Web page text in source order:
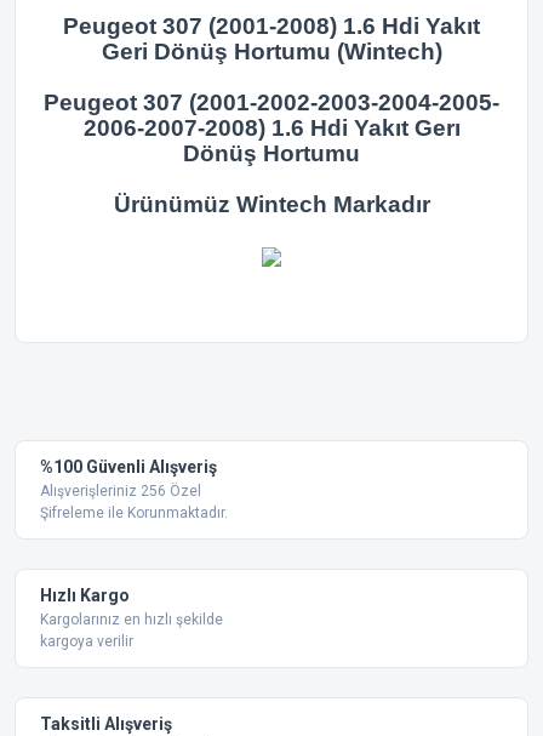
Peugeot 307 (2001-2008) 1.6 Hdi Yakıt
Geri Dönüş Hortumu (Wintech)
Peugeot 307 (2001-2002-2003-2004-2005-
2006-2007-2008) 1.6 Hdi Yakıt Gerı
Dönüş Hortumu
Ürünümüz Wintech Markadır
Ürün resmi kalitesiz, bozuk veya görüntülenemiyor.
Ürün açıklamasında eksik bilgiler bulunuyor.
Bu ürüne benzer farklı alternatifler olmalı.
%100 Güvenli Alışveriş
Alışverişleriniz 256 Özel
Şifreleme ile Korunmaktadır.
Hızlı Kargo
Kargolarınız en hızlı şekilde
kargoya verilir
Taksitli Alışveriş